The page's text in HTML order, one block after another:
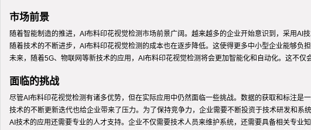
市场前景
随着智能制造的推进，AI布料印花视觉检测市场前景广阔。越来越多的企业开始意识到，采用AI
随着技术的不断进步，AI布料印花视觉检测的成本也在逐步降低。这使得更多中小型企业能够负
未来，随着5G、物联网等新技术的应用，AI布料印花视觉检测将会更加智能化和自动化。这不仅
面临的挑战
尽管AI布料印花视觉检测有诸多优势，但在实际应用中仍然面临一些挑战。数据的获取和标注是
技术的不断更新迭代也给企业带来了压力。为了保持竞争力，企业需要不断投资于技术研发和系
AI技术的应用还需要专业的人才支持。企业不仅需要技术人员来维护系统，还需要具备相关专业